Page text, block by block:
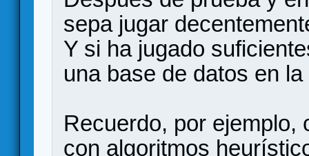
sepa jugar
Y si ha jugado
una base de datos en
Recuerdo, por ejemplo,
con algoritmos